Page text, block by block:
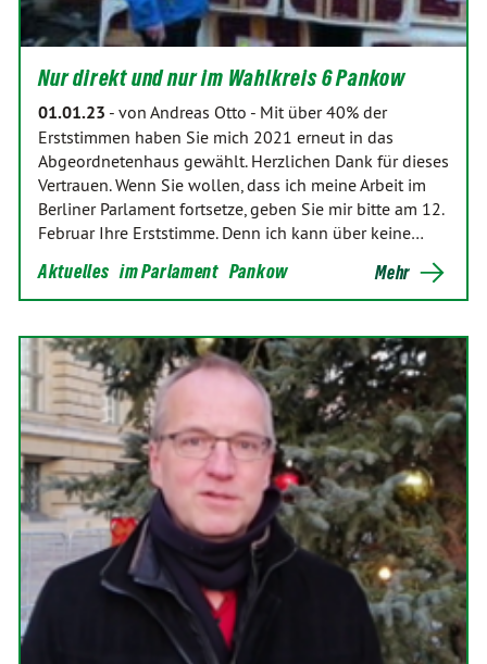
Nur direkt und nur im Wahlkreis 6 Pankow
01.01.23 - von Andreas Otto - Mit über 40% der
Erststimmen haben Sie mich 2021 erneut in das
Abgeordnetenhaus gewählt. Herzlichen Dank für dieses
Vertrauen. Wenn Sie wollen, dass ich mei­ne Arbeit im
Berliner Parlament fortsetze, geben Sie mir bitte am 12.
Februar Ihre Erststimme. Denn ich kann über keine…
Aktuelles im Parlament Pankow Mehr